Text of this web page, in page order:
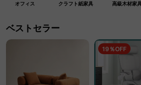
オフィス クラフト紙家具 高級木材家
ベストセラー
19％OFF